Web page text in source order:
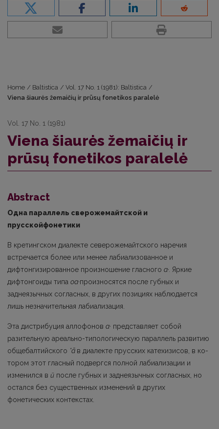
Home / Baltistica / Vol. 17 No. 1 (1981): Baltistica /
Viena šiaurės žemaičių ir prūsų fonetikos paralelė
Vol. 17 No. 1 (1981)
Viena šiaurės žemaičių ir
prūsų fonetikos paralelė
Abstract
Одна параллель сверожемайтской и
прусскойфонетики
В кретингском диалекте северожемайтского наречия
встречается более или менее лабиализованное и
дифтонгизированное произношение гласного а·. Яркие
дифтонгоиды типа oa·произносятся после губных и
заднеязычных согласных, в других позициях наблюдается
лишь незначительная лабиализация.
Эта дистрибуция аллофонов a· представляет собой
разительную ареально-типологи­ческую параллель развитию
общебалтийского *ā в диалекте прусских катехизисов, в ко­
тором этот гласный подвергся полной лабиализации и
изменился в ū после губных и задне­язычных согласных, но
остался без существенных изменений в других
фонетических кон­текстах.